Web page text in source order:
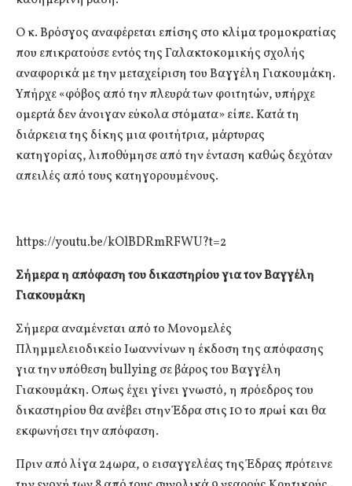
Ο κ. Βρόσγος αναφέρεται επίσης στο κλίμα τρομοκρατίας
που επικρατούσε εντός της Γαλακτοκομικής σχολής
αναφορικά με την μεταχείριση του Βαγγέλη Γιακουμάκη.
Υπήρχε «φόβος από την πλευρά των φοιτητών, υπήρχε
ομερτά δεν άνοιγαν εύκολα στόματα» είπε. Κατά τη
διάρκεια της δίκης μια φοιτήτρια, μάρτυρας
κατηγορίας, λιποθύμησε από την ένταση καθώς δεχόταν
απειλές από τους κατηγορουμένους.
https://youtu.be/kOlBDRmRFWU?t=2
Σήμερα η απόφαση του δικαστηρίου για τον Βαγγέλη
Γιακουμάκη
Σήμερα αναμένεται από το Μονομελές
Πλημμελειοδικείο Ιωαννίνων η έκδοση της απόφασης
για την υπόθεση bullying σε βάρος του Βαγγέλη
Γιακουμάκη. Οπως έχει γίνει γνωστό, η πρόεδρος του
δικαστηρίου θα ανέβει στην Έδρα στις 10 το πρωί και θα
εκφωνήσει την απόφαση.
Πριν από λίγα 24ωρα, ο εισαγγελέας της Έδρας πρότεινε